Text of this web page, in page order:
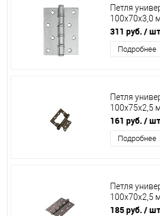
Петля
100х70х3,0
311 руб. / шт
Подробнее
Петля
100х75х2,5
черный
161 руб. / шт
Подробнее
Петля
100х70х2,5
бронза
185 руб. / шт